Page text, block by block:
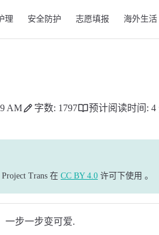
理 安全防护 志愿填报 海外生活
AM 字数: 1797 预计阅读时间: 4
Project Trans 在 CC BY 4.0 许可下使用 。
一步一步变可爱.